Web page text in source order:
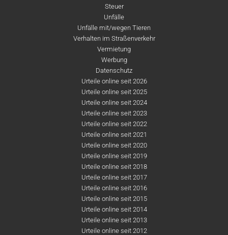
Steuer
Unfälle
Unfälle mit/wegen Tieren
Verhalten im Straßenverkehr
Vermietung
Werbung
Datenschutz
Urteile online seit 2026
Urteile online seit 2025
Urteile online seit 2024
Urteile online seit 2023
Urteile online seit 2022
Urteile online seit 2021
Urteile online seit 2020
Urteile online seit 2019
Urteile online seit 2018
Urteile online seit 2017
Urteile online seit 2016
Urteile online seit 2015
Urteile online seit 2014
Urteile online seit 2013
Urteile online seit 2012